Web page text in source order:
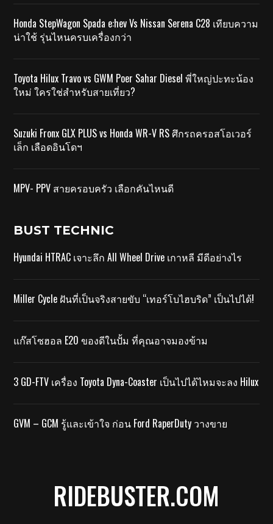
Honda StepWagon Spada e:hev Vs Nissan Serena C28 เทียบความ
น่าใช้ รุ่นไหนครบเครื่องกว่า
Toyota Hilux Travo vs GWM Poer Sahar Diesel พี่ใหญ่ปะทะน้อง
ใหม่ ใครใช่สำหรับสายเที่ยว?
Suzuki Fronx GLX PLUS vs Honda WR-V RS ศึกรถครอสโอเวอร์
เล็ก เลือดอินโดฯ
MPV- PPV สายครอบครัว เลือกคันไหนดี
BUST TECHNIC
Hyundai HTRAC เจาะลึก All Wheel Drive เกาหลี มีดีอย่างไร
Miller Cycle ฝันที่เป็นจริงสายขับ “เทอร์โบไฮบริด” เป็นไปได้!
แก๊สโซฮอล E20 ของดีในปั้ม ที่คุณอาจมองข้าม
3 GD-FTV เครื่อง Toyota Dyna-Coaster เป็นไปได้ไหมจะลง Hilux
GVM – GCM รู้และเข้าใจ ก่อน Ford RaperDuty วางขาย
RIDEBUSTER.COM